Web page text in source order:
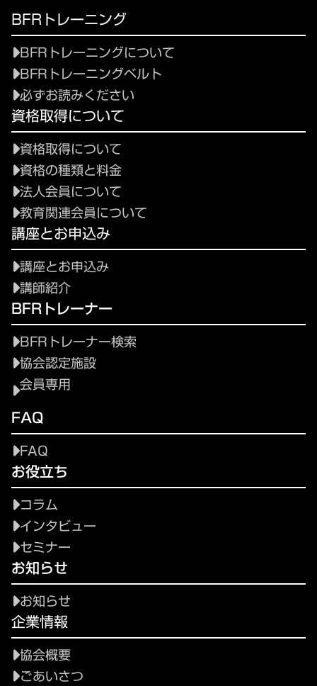
BFRトレーニング
BFRトレーニングについて
BFRトレーニングベルト
必ずお読みください
資格取得について
資格取得について
資格の種類と料金
法人会員について
教育関連会員について
講座とお申込み
講座とお申込み
講師紹介
BFRトレーナー
BFRトレーナー検索
協会認定施設
会員専用
FAQ
FAQ
お役立ち
コラム
インタビュー
セミナー
お知らせ
お知らせ
企業情報
協会概要
ごあいさつ